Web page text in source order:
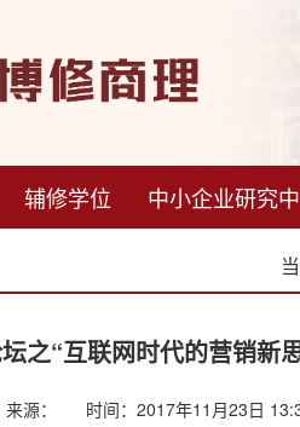
辅修学位 中小企业研究
坛之“互联网时代的营销
来源： 时间：2017年11月23日